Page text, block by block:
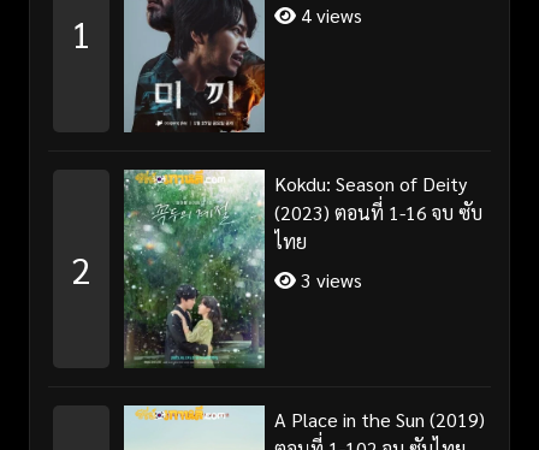
1
4 views
2
Kokdu: Season of Deity
(2023) ตอนที่ 1-16 จบ ซับ
ไทย
3 views
A Place in the Sun (2019)